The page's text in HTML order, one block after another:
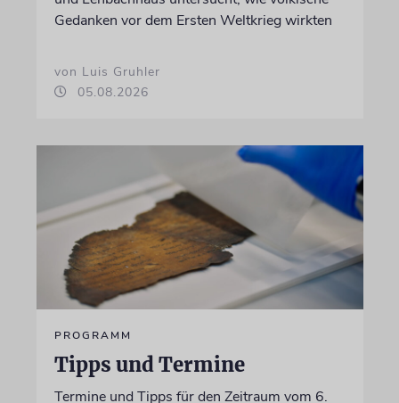
Gedanken vor dem Ersten Weltkrieg wirkten
von Luis Gruhler
05.08.2026
PROGRAMM
Tipps und Termine
Termine und Tipps für den Zeitraum vom 6.